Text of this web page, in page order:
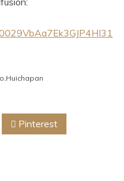
Huichapan
Pinterest